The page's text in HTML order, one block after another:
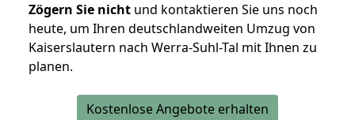
Zögern Sie nicht und kontaktieren Sie uns noch
heute, um Ihren deutschlandweiten Umzug von
Kaiserslautern nach Werra-Suhl-Tal mit Ihnen zu
planen.
Kostenlose Angebote erhalten